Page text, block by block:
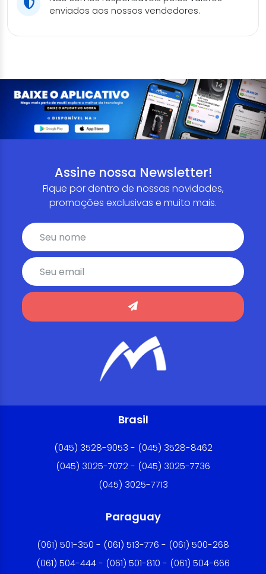
enviados aos nossos vendedores.
Assine nossa Newsletter!
Fique por dentro de nossas novidades,
promoções exclusivas e muito mais.
Brasil
(045) 3528-9053 - (045) 3528-8462
(045) 3025-7072 - (045) 3025-7736
(045) 3025-7713
Paraguay
(061) 501-350 - (061) 513-776 - (061) 500-268
(061) 504-444 - (061) 501-810 - (061) 504-666